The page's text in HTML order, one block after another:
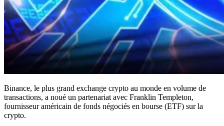
Binance, le plus grand exchange crypto au monde en volume de
transactions, a noué un partenariat avec Franklin Templeton,
fournisseur américain de fonds négociés en bourse (ETF) sur la
crypto.